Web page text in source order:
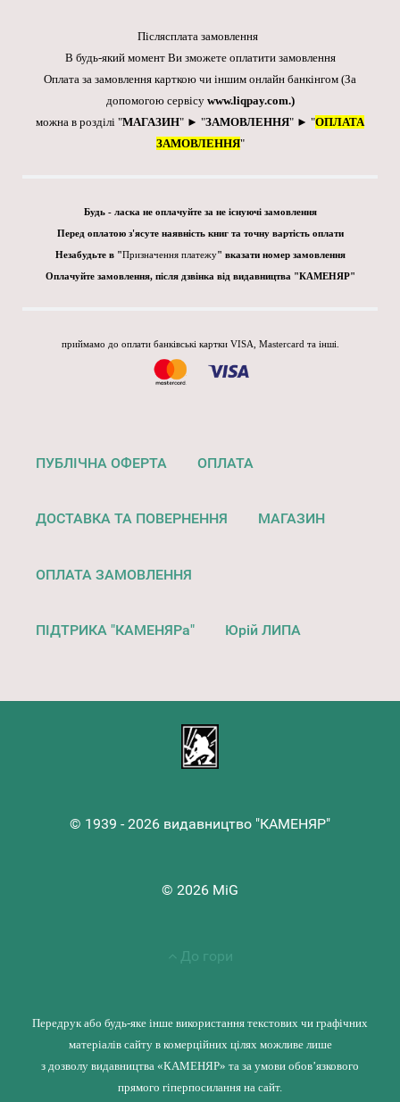
Післясплата замовлення
В будь-який момент Ви зможете оплатити замовлення
Оплата за замовлення карткою чи іншим онлайн банкінгом (За
допомогою сервісу www.liqpay.com.)
можна в розділі "МАГАЗИН" ► "ЗАМОВЛЕННЯ" ► "ОПЛАТА
ЗАМОВЛЕННЯ"
Будь - ласка не оплачуйте за не існуючі замовлення
Перед оплатою з'ясуте наявність книг та точну вартість оплати
Незабудьте в "Призначення платежу" вказати номер замовлення
Оплачуйте замовлення, після дзвінка від видавництва "КАМЕНЯР"
приймамо до оплати банківські картки VISA, Mastercard та інші.
ПУБЛІЧНА ОФЕРТА ОПЛАТА
ДОСТАВКА ТА ПОВЕРНЕННЯ МАГАЗИН
ОПЛАТА ЗАМОВЛЕННЯ
ПІДТРИКА "КАМЕНЯРа" Юрій ЛИПА
© 1939 - 2026 видавництво "КАМЕНЯР"
© 2026 MiG
До гори
Передрук або будь-яке інше використання текстових чи графічних
матеріалів сайту в комерційних цілях можливе лише
з дозволу видавництва «КАМЕНЯР» та за умови обов’язкового
прямого гіперпосилання на сайт.